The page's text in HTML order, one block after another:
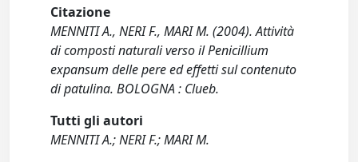
Citazione
MENNITI A., NERI F., MARI M. (2004). Attività
di composti naturali verso il Penicillium
expansum delle pere ed effetti sul contenuto
di patulina. BOLOGNA : Clueb.
Tutti gli autori
MENNITI A.; NERI F.; MARI M.